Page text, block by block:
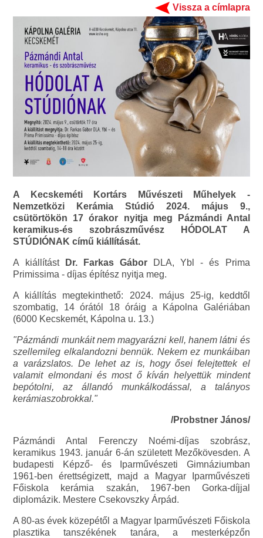
Vissza a címlapra
A Kecskeméti Kortárs Művészeti Műhelyek -
Nemzetközi Kerámia Stúdió 2024. május 9.,
csütörtökön 17 órakor nyitja meg Pázmándi Antal
keramikus-és szobrászművész HÓDOLAT A
STÚDIÓNAK című kiállítását.
A kiállítást Dr. Farkas GáborDLA, Ybl - és Prima
Primissima - díjas építész nyitja meg.
A kiállítás megtekinthető: 2024. május 25-ig, keddtől
szombatig, 14 órától 18 óráig a Kápolna Galériában
(6000 Kecskemét, Kápolna u. 13.)
"Pázmándi munkáit nem magyarázni kell, hanem látni és
szellemileg elkalandozni bennük. Nekem ez munkáiban
a varázslatos. De lehet az is, hogy ősei felejtettek el
valamit elmondani és most ő kíván helyettük mindent
bepótolni, az állandó munkálkodással, a talányos
kerámiaszobrokkal."
/Probstner János/
Pázmándi Antal Ferenczy Noémi-díjas szobrász,
keramikus 1943. január 6-án született Mezőkövesden. A
budapesti Képző- és Iparművészeti Gimnáziumban
1961-ben érettségizett, majd a Magyar Iparművészeti
Főiskola kerámia szakán, 1967-ben Gorka-díjjal
diplomázik. Mestere Csekovszky Árpád.
A 80-as évek közepétől a Magyar Iparművészeti Főiskola
plasztika tanszékének tanára, a mesterképzőn